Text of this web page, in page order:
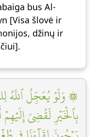
bus Al-
[Visa šlovė ir
džinų ir
۞ وَلَوۡ يُعَجِّلُ ٱللَّهُ
بِٱلۡخَيۡرِ لَقُضِيَ